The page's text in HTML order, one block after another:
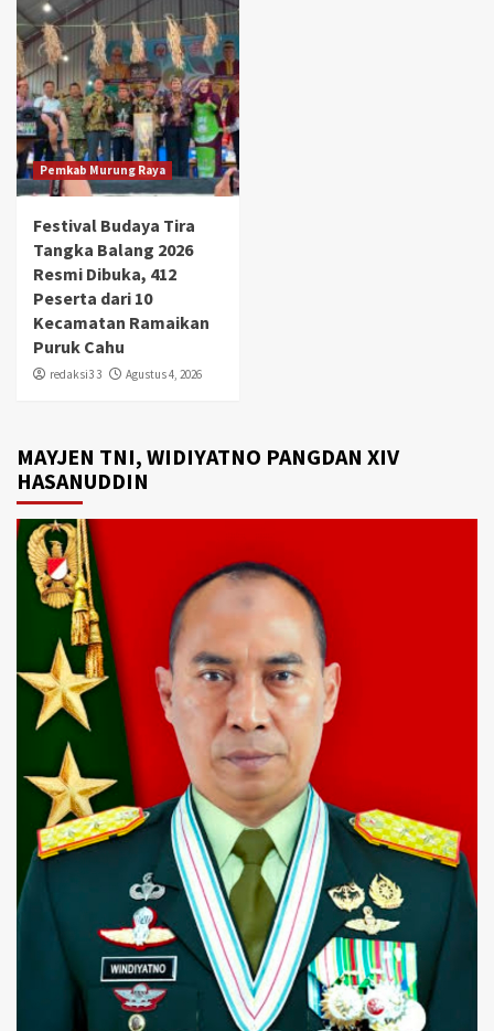
Pemkab Murung Raya
Festival Budaya Tira
Tangka Balang 2026
Resmi Dibuka, 412
Peserta dari 10
Kecamatan Ramaikan
Puruk Cahu
redaksi3 3 Agustus 4, 2026
MAYJEN TNI, WIDIYATNO PANGDAN XIV
HASANUDDIN